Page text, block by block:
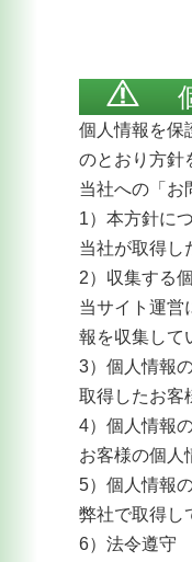
個人情報を保
のとおり方針
当社への「お
1）本方針に
当社が取得し
2）収集する
当サイト運営
報を収集して
3）個人情報
取得したお客
4）個人情報
お客様の個人
5）個人情報
弊社で取得し
6）法令遵守